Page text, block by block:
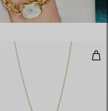
Color by the